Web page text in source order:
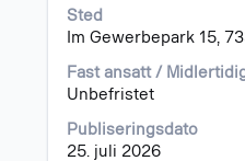
Sted
Im Gewerbepark 15,
Fast ansatt /
Unbefristet
Publiseringsdato
25. juli 2026
vise
det
innholdet
i
jobbinformasjonen.